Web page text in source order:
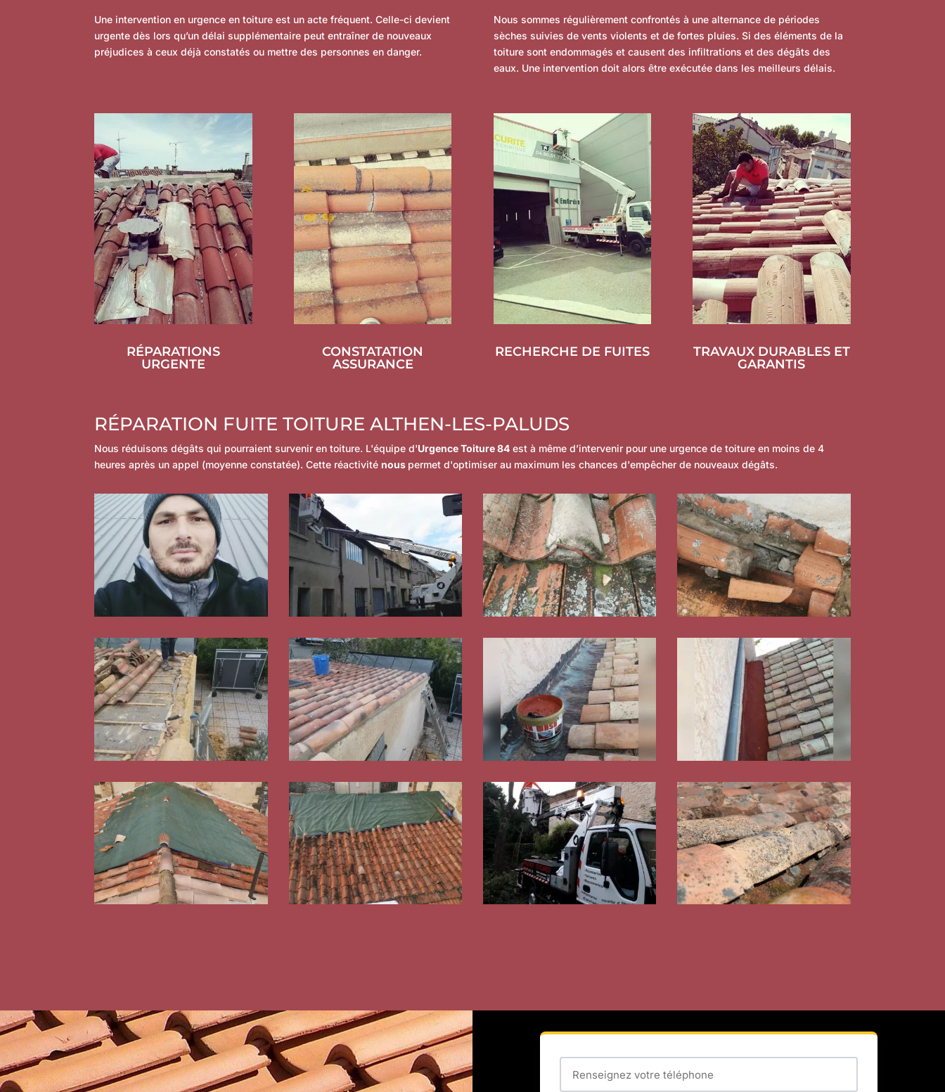
Une intervention en urgence en toiture est un acte fréquent. Celle-ci devient
urgente dès lors qu’un délai supplémentaire peut entraîner de nouveaux
préjudices à ceux déjà constatés ou mettre des personnes en danger.
Nous sommes régulièrement confrontés à une alternance de périodes
sèches suivies de vents violents et de fortes pluies. Si des éléments de la
toiture sont endommagés et causent des infiltrations et des dégâts des
eaux. Une intervention doit alors être exécutée dans les meilleurs délais.
RÉPARATIONS
URGENTE
CONSTATATION
ASSURANCE
RECHERCHE DE FUITES
TRAVAUX DURABLES ET
GARANTIS
RÉPARATION FUITE TOITURE ALTHEN-LES-PALUDS
Nous réduisons dégâts qui pourraient survenir en toiture. L'équipe d'Urgence Toiture 84 est à même d’intervenir pour une urgence de toiture en moins de 4
heures après un appel (moyenne constatée). Cette réactivité nous permet d'optimiser au maximum les chances d'empêcher de nouveaux dégâts.